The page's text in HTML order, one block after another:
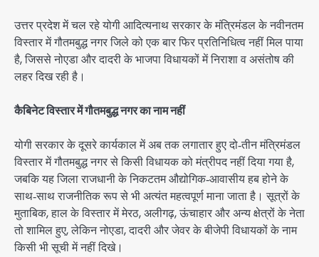
उत्तर प्रदेश में चल रहे योगी आदित्यनाथ सरकार के मंत्रिमंडल के नवीनतम
विस्तार में गौतमबुद्ध नगर जिले को एक बार फिर प्रतिनिधित्व नहीं मिल पाया
है, जिससे नोएडा और दादरी के भाजपा विधायकों में निराशा व असंतोष की
लहर दिख रही है।
कैबिनेट विस्तार में गौतमबुद्ध नगर का नाम नहीं
योगी सरकार के दूसरे कार्यकाल में अब तक लगातार हुए दो‑तीन मंत्रिमंडल
विस्तार में गौतमबुद्ध नगर से किसी विधायक को मंत्रीपद नहीं दिया गया है,
जबकि यह जिला राजधानी के निकटतम औद्योगिक‑आवासीय हब होने के
साथ‑साथ राजनीतिक रूप से भी अत्यंत महत्वपूर्ण माना जाता है। सूत्रों के
मुताबिक, हाल के विस्तार में मेरठ, अलीगढ़, ऊंचाहार और अन्य क्षेत्रों के नेता
तो शामिल हुए, लेकिन नोएडा, दादरी और जेवर के बीजेपी विधायकों के नाम
किसी भी सूची में नहीं दिखे।